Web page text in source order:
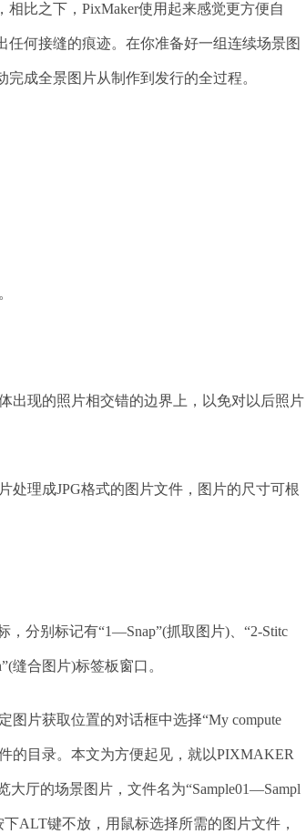
比之下，PixMaker使用起来感觉更方便自
任何接缝的痕迹。在你准备好一组连续场景图
成全景图片从制作到发行的全过程。
出现的照片相交错的边界上，以免对以后照片
处理成JPG格式的图片文件，图片的尺寸可根
分别标记有“1—Snap”(抓取图片)、“2-Stitc
缝合图片)标签板窗口。
图片获取位置的对话框中选择“My compute
的目录。本文为方便起见，就以PIXMAKER
厅的场景图片，文件名为“Sample01—Sampl
ALT键不放，用鼠标选择所需的图片文件，